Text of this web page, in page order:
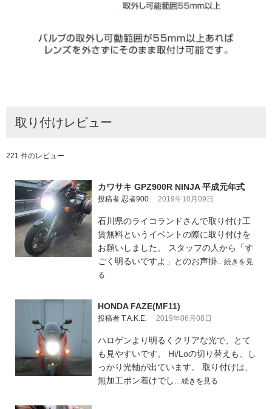
取り付けレビュー
221 件のレビュー
カワサキ GPZ900R NINJA 平成元年式
投稿者 忍者900 2019年10月09日
石川県のライコランドさんで取り付け工
賃無料というイベントの際に取り付けを
お願いしました。 スタッフの人から「す
ごく明るいですよ」とのお声掛.. 続きを見
る
HONDA FAZE(MF11)
投稿者 T.A.K.E. 2019年06月08日
ハロゲンより明るくクリアな光で、とて
も見やすいです。 Hi/Loの切り替えも、し
っかり光軸が出ています。 取り付けは、
無加工ポン着けでし.. 続きを見る